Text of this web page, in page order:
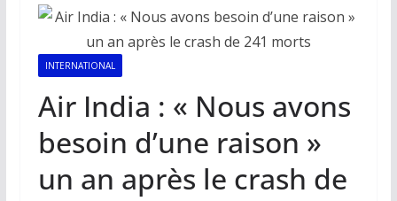
INTERNATIONAL
Air India : « Nous avons
besoin d’une raison »
un an après le crash de